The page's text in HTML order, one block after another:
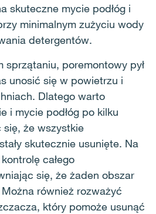
skuteczne mycie podłóg i
minimalnym zużyciu wody
detergentów.
sprzątaniu, poremontowy pył
unosić się w powietrzu i
Dlatego warto
i mycie podłóg po kilku
że wszystkie
skutecznie usunięte. Na
całego
się, że żaden obszar
również rozważyć
który pomoże usunąć